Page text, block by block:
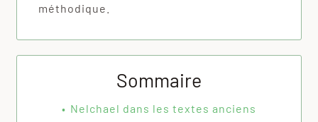
méthodique.
Sommaire
Nelchael dans les textes anciens